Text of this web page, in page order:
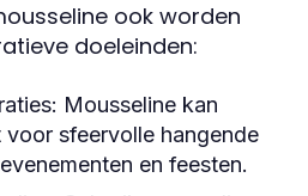
ook worden
doeleinden:
Mousseline kan
sfeervolle hangende
en feesten.